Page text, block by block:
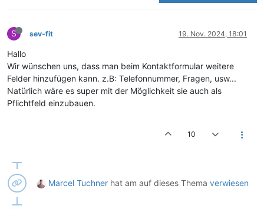
S sev-fit 19. Nov. 2024, 18:01
Hallo
Wir wünschen uns, dass man beim Kontaktformular weitere
Felder hinzufügen kann. z.B: Telefonnummer, Fragen, usw...
Natürlich wäre es super mit der Möglichkeit sie auch als
Pflichtfeld einzubauen.
10
Marcel Tuchner hat am auf dieses Thema verwiesen